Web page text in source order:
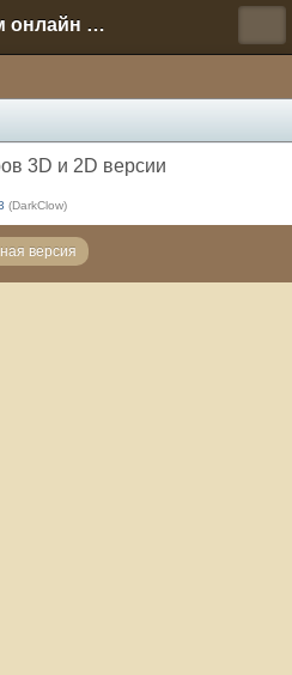
Форум онлайн игры "Новая Эра" (Нюра Биз)
3D и 2D версии
(DarkClow)
версия